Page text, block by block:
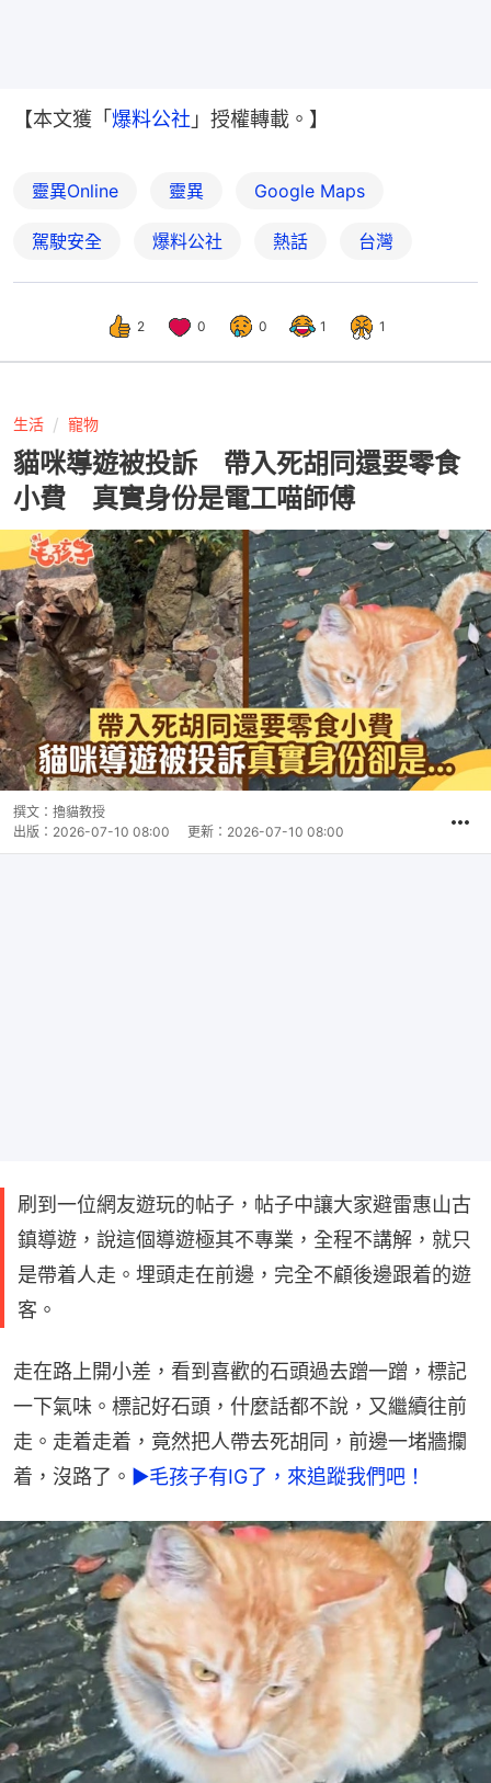
【本文獲「爆料公社 」授權轉載。】
靈異Online 靈異 Google Maps
駕駛安全 爆料公社 熱話 台灣
2 0 0 1 1
生活 寵物
貓咪導遊被投訴 帶入死胡同還要零食
小費 真實身份是電工喵師傅
撰文： 擼貓教授
出版： 2026-07-10 08:00 更新： 2026-07-10 08:00
刷到一位網友遊玩的帖子，帖子中讓大家避雷惠山古
鎮導遊，說這個導遊極其不專業，全程不講解，就只
是帶着人走。埋頭走在前邊，完全不顧後邊跟着的遊
客。
走在路上開小差，看到喜歡的石頭過去蹭一蹭，標記
一下氣味。標記好石頭，什麼話都不說，又繼續往前
走。走着走着，竟然把人帶去死胡同，前邊一堵牆攔
着，沒路了。 ►毛孩子有IG了，來追蹤我們吧！